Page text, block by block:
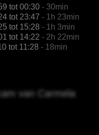
tot 00:30 - 30min
tot 23:47 - 1h 23min
tot 15:28 - 1h 3min
tot 14:22 - 2h 22min
tot 11:28 - 18min
van Carmela